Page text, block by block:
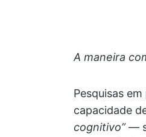
A maneira
Pesquisas
capacidade
cognitivo”—